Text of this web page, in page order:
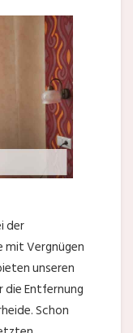
der
mit Vergnügen
unseren
die Entfernung
Schon